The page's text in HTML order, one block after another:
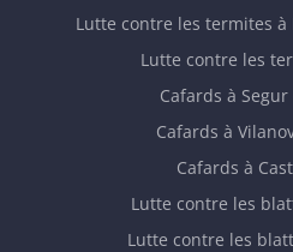
Lutte contre les termites à
Lutte contre les
Cafards à
Cafards à
Cafards à
Lutte contre les
Lutte contre les